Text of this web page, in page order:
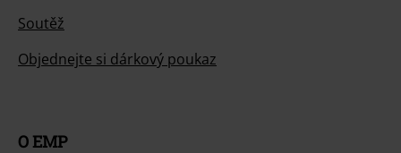
Soutěž
Objednejte si dárkový poukaz
O EMP